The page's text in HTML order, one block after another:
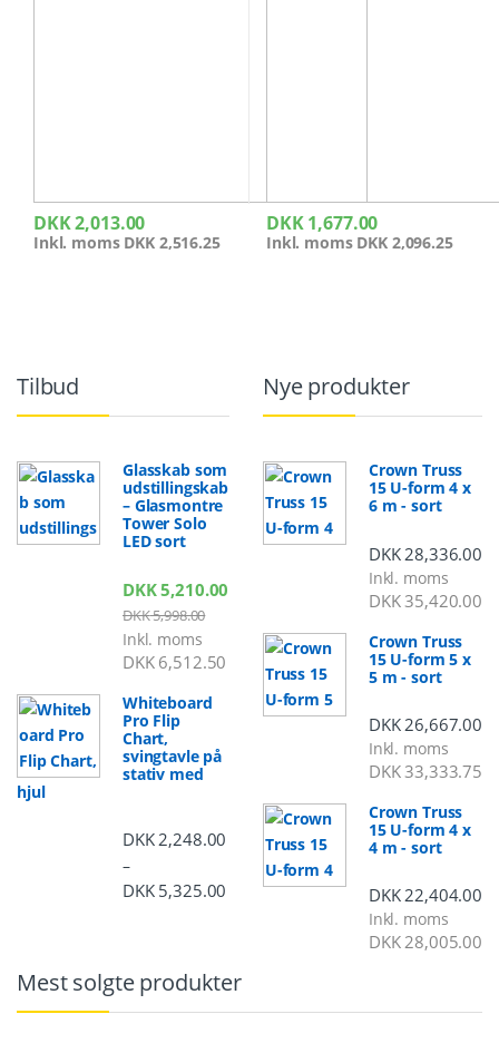
DKK2,013.00
Inkl. moms DKK 2,516.25
DKK1,677.00
Inkl. moms DKK 2,096.25
Tilbud
Glasskab som
udstillingskab
– Glasmontre
Tower Solo
LED sort
DKK5,210.00
DKK5,998.00
Inkl. moms
DKK6,512.50
Whiteboard
Pro Flip
Chart,
svingtavle på
stativ med
hjul
DKK2,248.00
–
DKK5,325.00 Prisinterval: DKK 2,248.00 til DKK
Nye produkter
Crown Truss
15 U-form 4 x
6 m - sort
DKK28,336.00
Inkl. moms
DKK35,420.00
Crown Truss
15 U-form 5 x
5 m - sort
DKK26,667.00
Inkl. moms
DKK33,333.75
Crown Truss
15 U-form 4 x
4 m - sort
DKK22,404.00
Inkl. moms
DKK28,005.00
Mest solgte produkter